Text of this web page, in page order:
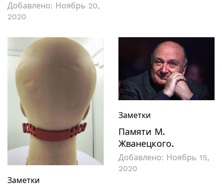
Добавлено: Ноябрь 20,
2020
Заметки
Заметки
Памяти М.
Жванецкого.
Добавлено: Ноябрь 15,
2020